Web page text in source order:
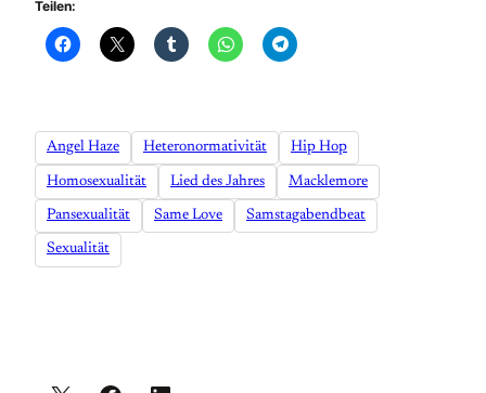
Teilen:
Angel Haze Heteronormativität Hip Hop
Homosexualität Lied des Jahres Macklemore
Pansexualität Same Love Samstagabendbeat
Sexualität